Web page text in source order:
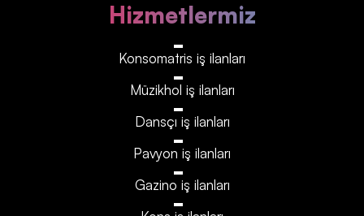
Hizmetlermiz
Konsomatris iş ilanları
Müzikhol iş ilanları
Dansçı iş ilanları
Pavyon iş ilanları
Gazino iş ilanları